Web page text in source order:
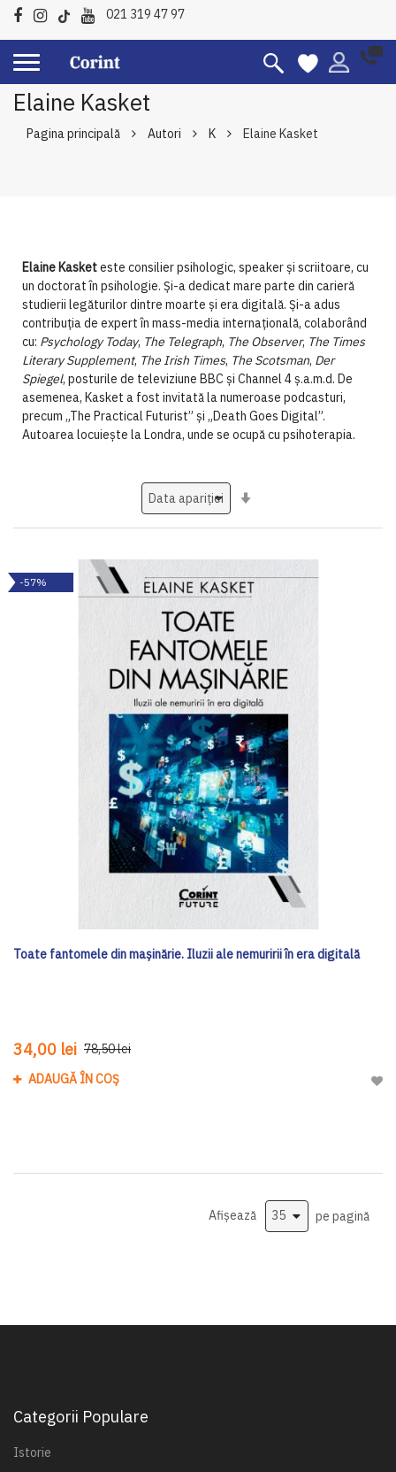
021 319 47 97
Elaine Kasket
Pagina principală Autori K Elaine Kasket
Elaine Kasketeste consilier psihologic, speaker și scriitoare, cu
un doctorat în psihologie. Și-a dedicat mare parte din carieră
studierii legăturilor dintre moarte și era digitală. Și-a adus
contribuția de expert în mass-media internațională, colaborând
cu: Psychology Today, The Telegraph, The Observer, The Times
Literary Supplement, The Irish Times, The Scotsman, Der
Spiegel, posturile de televiziune BBC și Channel 4 ș.a.m.d. De
asemenea, Kasket a fost invitată la numeroase podcasturi,
precum „The Practical Futurist” și „Death Goes Digital”.
Autoarea locuiește la Londra, unde se ocupă cu psihoterapia.
-57%
Toate fantomele din mașinărie. Iluzii ale nemuririi în era digitală
34,00 lei 78,50 lei
ADAUGĂ ÎN COȘ
Afișează pe pagină
Categorii Populare
Istorie